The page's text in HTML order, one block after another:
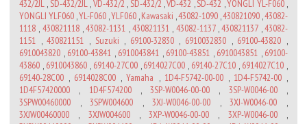
432/2JL , SD-432/2JL,VD-432/2 , SD-432/2 ,VD-432 ,SD-432 ,YONGLI YL-F060,
YONGLI YLF060 ,YL-F060 ,YLF060 ,Kawasaki ,43082-1090 ,430821090 ,43082-
1118 , 430821118,43082-1131 ,430821131 , 43082-1137,430821137,43082-
1151 ,430821151 , Suzuki , 69100-32830, 6910032830 , 69100-43820 ,
6910043820 , 69100-43841 , 6910043841 , 69100-43851 , 6910043851 , 69100-
43860 , 6910043860, 69140-27C00,6914027C00 , 69140-27C10 , 6914027C10 ,
69140-28C00 , 6914028C00 ,Yamaha , 1D4-F5742-00-00, 1D4-F5742-00,
1D4F57420000 , 1D4F574200,3SP-W0046-00-00 , 3SP-W0046-00,
3SPW00460000 ,3SPW004600 ,3XJ-W0046-00-00 ,3XJ-W0046-00 ,
3XJW00460000 , 3XJW004600,3XP-W0046-00-00 , 3XP-W0046-00,